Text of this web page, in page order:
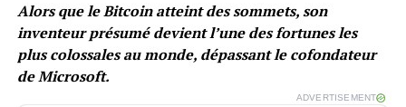
Alors que le Bitcoin atteint des sommets, son
inventeur présumé devient l’une des fortunes les
plus colossales au monde, dépassant le cofondateur
de Microsoft.
ADVERTISEMENT